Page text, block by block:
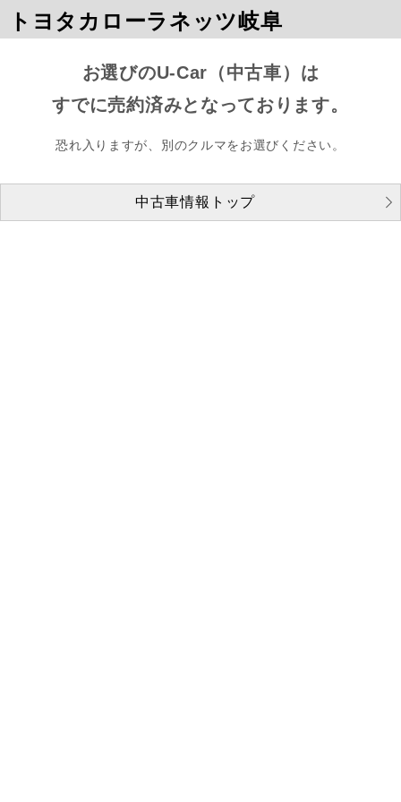
トヨタカローラネッツ岐阜
お選びのU-Car（中古車）は
すでに売約済みとなっております。
恐れ入りますが、別のクルマをお選びください。
中古車情報トップ